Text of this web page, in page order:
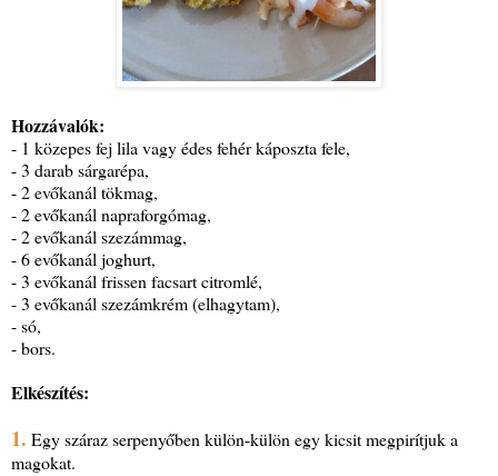
Hozzávalók:
- 1 közepes fej lila vagy édes fehér káposzta fele,
- 3 darab sárgarépa,
- 2 evőkanál tökmag,
- 2 evőkanál napraforgómag,
- 2 evőkanál szezámmag,
- 6 evőkanál joghurt,
- 3 evőkanál frissen facsart citromlé,
- 3 evőkanál szezámkrém (elhagytam),
- só,
- bors.
Elkészítés:
1. Egy száraz serpenyőben külön-külön egy kicsit megpirítjuk a
magokat.